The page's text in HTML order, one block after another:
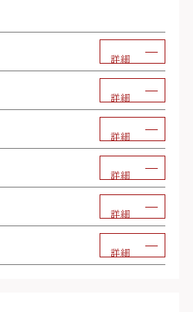
詳細
詳細
詳細
詳細
詳細
詳細